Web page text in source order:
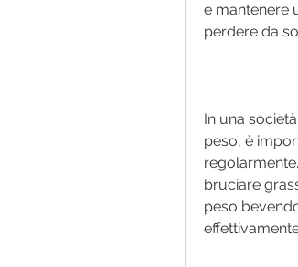
e mantenere
perdere da
In una
peso, è
bruciare
peso